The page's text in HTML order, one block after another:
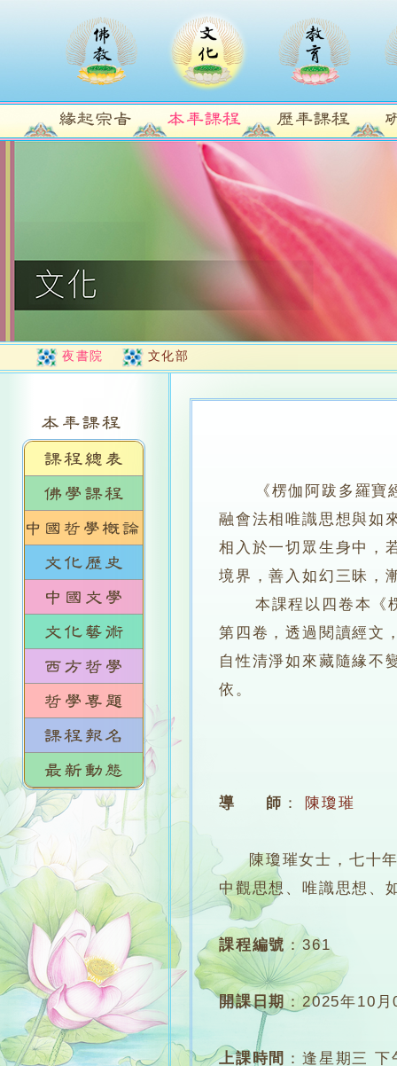
夜書院 文化部
《楞伽阿跋多羅寶經
融會法相唯識思想與如
相入於一切眾生身中，
境界，善入如幻三昧，
本課程以四卷本《楞
第四卷，透過閱讀經文
自性清淨如來藏隨緣不
依。
導 師 ： 陳瓊璀
陳瓊璀女士，七十年
中觀思想、唯識思想、
課程編號 ：361
開課日期 ：2025年10月
上課時間 ：逢星期三